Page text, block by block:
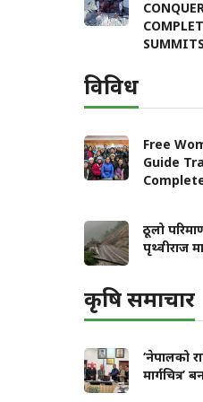
विविध
Free
Guide
ठूलो
पृथ्वीराज
कृषि समाचार
‘नेपालको
मार्गचित्र’